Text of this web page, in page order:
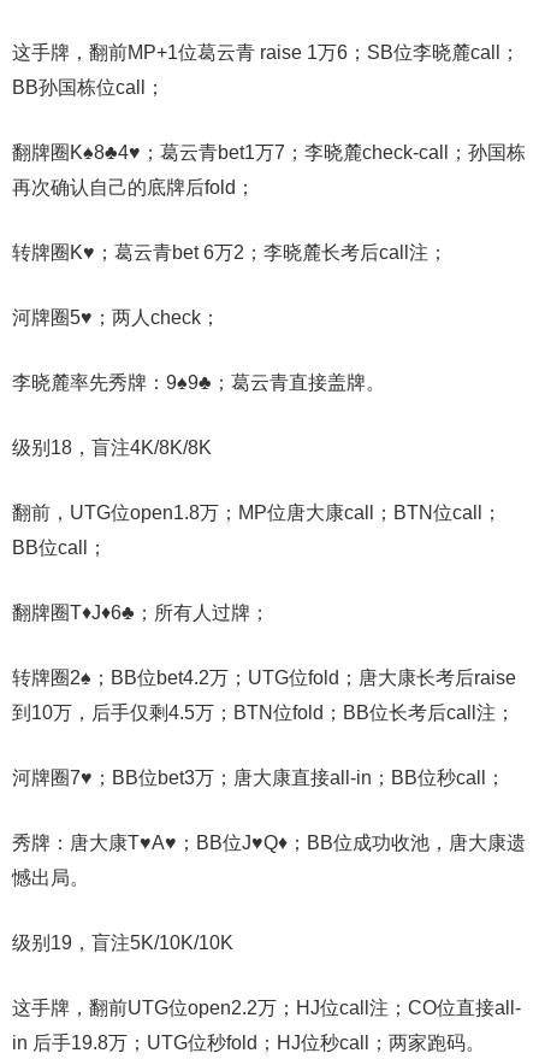
这手牌，翻前MP+1位葛云青 raise 1万6；SB位李晓麓call；
BB孙国栋位call；
翻牌圈K♠8♣4♥；葛云青bet1万7；李晓麓check-call；孙国栋
再次确认自己的底牌后fold；
转牌圈K♥；葛云青bet 6万2；李晓麓长考后call注；
河牌圈5♥；两人check；
李晓麓率先秀牌：9♠9♣；葛云青直接盖牌。
级别18，盲注4K/8K/8K
翻前，UTG位open1.8万；MP位唐大康call；BTN位call；
BB位call；
翻牌圈T♦J♦6♣；所有人过牌；
转牌圈2♠；BB位bet4.2万；UTG位fold；唐大康长考后raise
到10万，后手仅剩4.5万；BTN位fold；BB位长考后call注；
河牌圈7♥；BB位bet3万；唐大康直接all-in；BB位秒call；
秀牌：唐大康T♥A♥；BB位J♥Q♦；BB位成功收池，唐大康遗
憾出局。
级别19，盲注5K/10K/10K
这手牌，翻前UTG位open2.2万；HJ位call注；CO位直接all-
in 后手19.8万；UTG位秒fold；HJ位秒call；两家跑码。